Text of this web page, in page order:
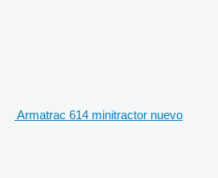
Armatrac 614 minitractor nuevo